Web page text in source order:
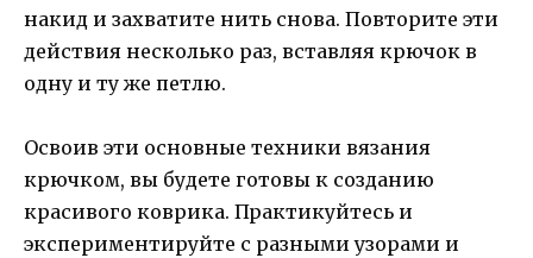
накид и захватите нить снова. Повторите эти
действия несколько раз, вставляя крючок в
одну и ту же петлю.
Освоив эти основные техники вязания
крючком, вы будете готовы к созданию
красивого коврика. Практикуйтесь и
экспериментируйте с разными узорами и